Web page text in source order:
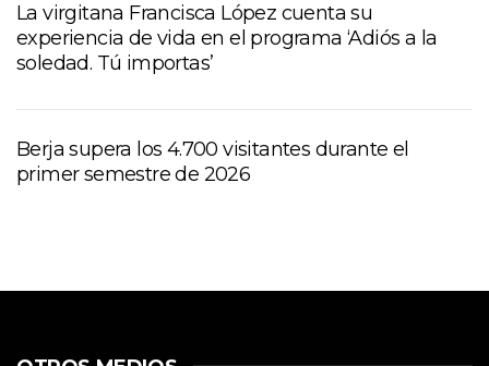
La virgitana Francisca López cuenta su
experiencia de vida en el programa ‘Adiós a la
soledad. Tú importas’
Berja supera los 4.700 visitantes durante el
primer semestre de 2026